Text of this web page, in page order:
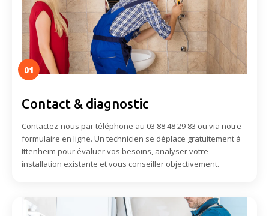
01
Contact & diagnostic
Contactez-nous par téléphone au 03 88 48 29 83 ou via notre
formulaire en ligne. Un technicien se déplace gratuitement à
Ittenheim pour évaluer vos besoins, analyser votre
installation existante et vous conseiller objectivement.